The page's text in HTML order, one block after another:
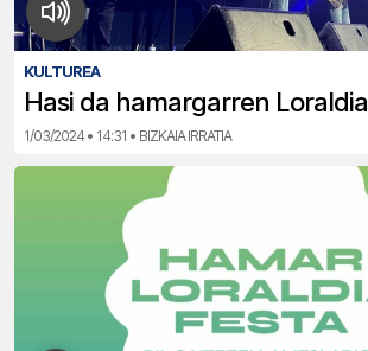
KULTUREA
Hasi da hamargarren Loraldia
1/03/2024 • 14:31 • BIZKAIA IRRATIA